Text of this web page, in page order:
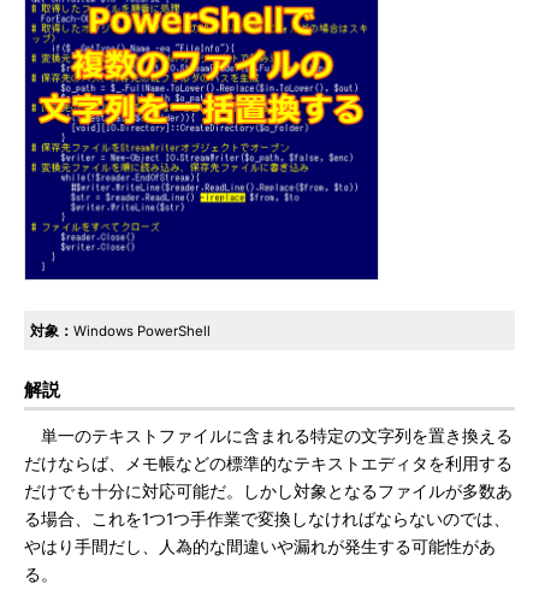
対象： Windows PowerShell
解説
単一のテキストファイルに含まれる特定の文字列を置き換える
だけならば、メモ帳などの標準的なテキストエディタを利用する
だけでも十分に対応可能だ。しかし対象となるファイルが多数あ
る場合、これを1つ1つ手作業で変換しなければならないのでは、
やはり手間だし、人為的な間違いや漏れが発生する可能性があ
る。